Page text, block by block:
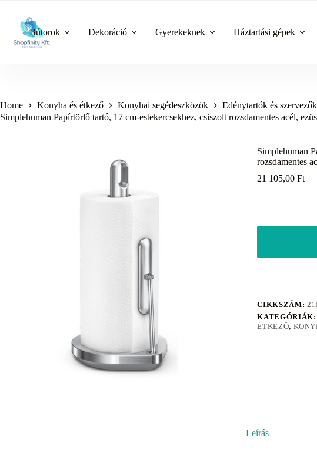
content
Bútorok Dekoráció Gyerekeknek Háztartási gépek
Home Konyha és étkező Konyhai segédeszközök
Edénytartók és szervezők
Simplehuman Papírtörlő tartó, 17 cm-estekercsekhez, csiszolt rozsdamentes acél,
Simplehuman
rozsdamentes
21 105,00Ft
CIKKSZÁM:
ÉTKEZŐ,
Leírás